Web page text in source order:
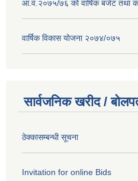
आ.व.२०७५/७६ को वार्षिक बजेट तथा
वार्षिक विकास योजना २०७४/०७५
सार्वजनिक खरीद /
ठेक्कासम्बन्धी सूचना
Invitation for online Bids